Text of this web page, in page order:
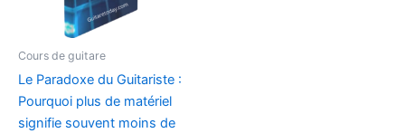
Cours de guitare
Le Paradoxe du Guitariste :
Pourquoi plus de matériel
signifie souvent moins de